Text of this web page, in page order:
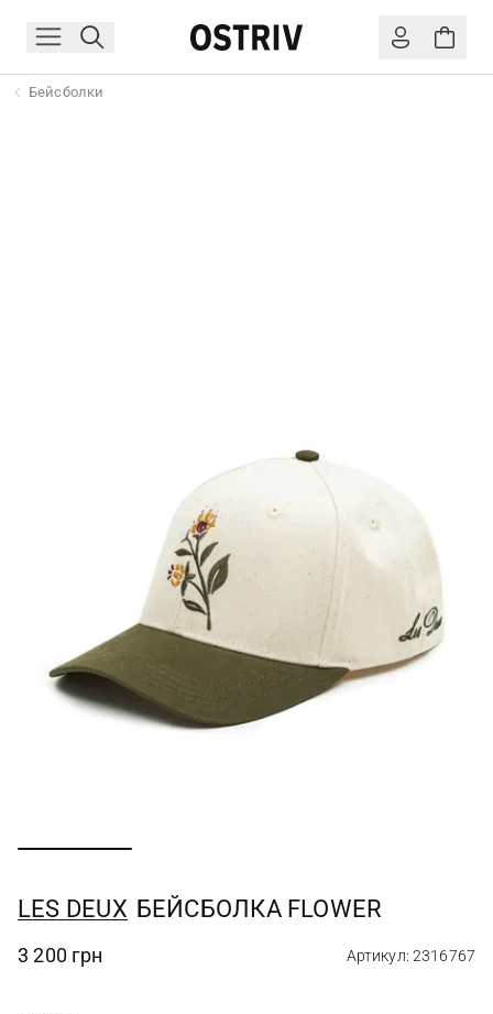
Бейсболки
LES DEUX БЕЙСБОЛКА FLOWER
3 200 грн Артикул: 2316767